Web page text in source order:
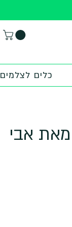
כלים לצלמים
אבי